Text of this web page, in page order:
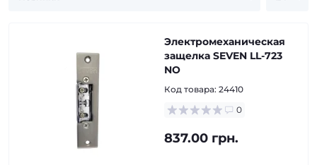
Электромеханическая
защелка SEVEN LL-723
NO
Код товара: 24410
0
837.00 грн.